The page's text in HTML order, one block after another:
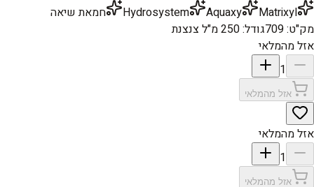
Hydrosystem
Aquaxy Matrixyl
חמאת שיאה
מק"ט:
709גודל:250 מ"ל צנצנת
אזל מהמלאי
1
אזל מהמלאי
אזל מהמלאי
1
אזל מהמלאי